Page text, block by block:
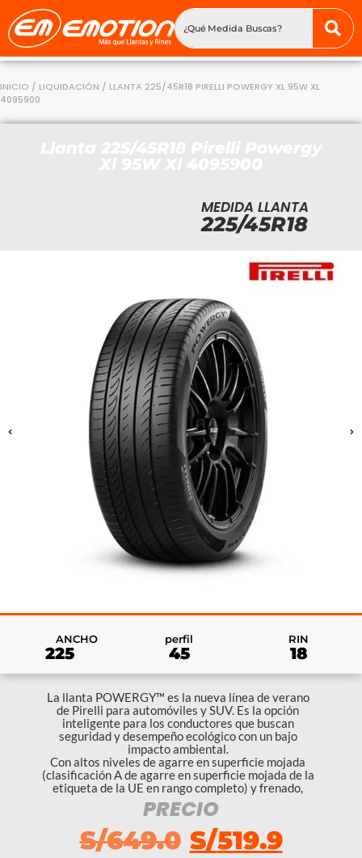
INICIO / LIQUIDACIÓN / LLANTA 225/45R18 PIRELLI POWERGY XL 95W XL
4095900
MEDIDA LLANTA
225/45R18
ANCHO
225
perfil
45
RIN
18
La llanta POWERGY™ es la nueva línea de verano
de Pirelli para automóviles y SUV. Es la opción
inteligente para los conductores que buscan
seguridad y desempeño ecológico con un bajo
impacto ambiental.
Con altos niveles de agarre en superficie mojada
(clasificación A de agarre en superficie mojada de la
etiqueta de la UE en rango completo) y frenado,
PRECIO
S/649.0 S/519.9